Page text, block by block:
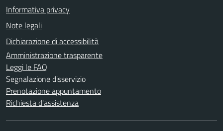
Informativa privacy
Note legali
Dichiarazione di accessibilità
Amministrazione trasparente
Leggi le FAQ
Segnalazione disservizio
Prenotazione appuntamento
Richiesta d'assistenza